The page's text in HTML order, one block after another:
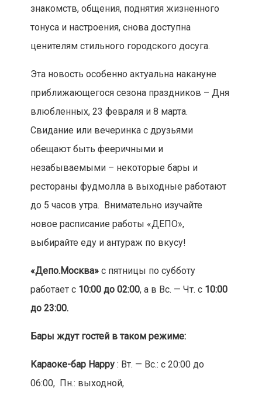
знакомств, общения, поднятия жизненного
тонуса и настроения, снова доступна
ценителям стильного городского досуга.
Эта новость особенно актуальна накануне
приближающегося сезона праздников – Дня
влюбленных, 23 февраля и 8 марта.
Свидание или вечеринка с друзьями
обещают быть фееричными и
незабываемыми – некоторые бары и
рестораны фудмолла в выходные работают
до 5 часов утра. Внимательно изучайте
новое расписание работы «ДЕПО»,
выбирайте еду и антураж по вкусу!
«Депо.Москва» с пятницы по субботу
работает с 10:00 до 02:00, а в Вс. — Чт. с 10:00
до 23:00.
Бары ждут гостей в таком режиме:
Караоке-бар Happy: Вт. — Вс.: с 20:00 до
06:00, Пн.: выходной,